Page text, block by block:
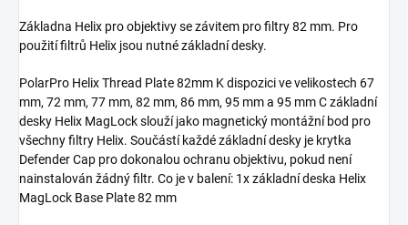
Základna Helix pro objektivy se závitem pro filtry 82 mm. Pro
použití filtrů Helix jsou nutné základní desky.
PolarPro Helix Thread Plate 82mm K dispozici ve velikostech 67
mm, 72 mm, 77 mm, 82 mm, 86 mm, 95 mm a 95 mm C základní
desky Helix MagLock slouží jako magnetický montážní bod pro
všechny filtry Helix. Součástí každé základní desky je krytka
Defender Cap pro dokonalou ochranu objektivu, pokud není
nainstalován žádný filtr. Co je v balení: 1x základní deska Helix
MagLock Base Plate 82 mm